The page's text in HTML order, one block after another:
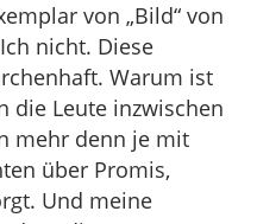
von „Bild“ von
nicht. Diese
Warum ist
die Leute inzwischen
mehr denn je mit
über Promis,
Und meine